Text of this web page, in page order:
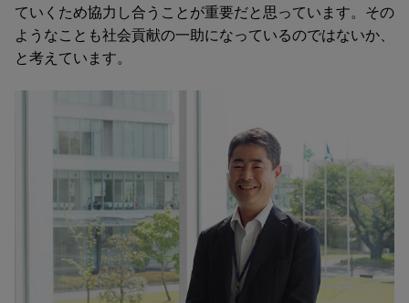
ていくため協力し合うことが重要だと思っています。その
ようなことも社会貢献の一助になっているのではないか、
と考えています。